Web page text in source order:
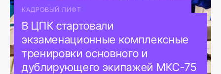
КАДРОВЫЙ ЛИФТ
В ЦПК стартовали
экзаменационные комплексные
тренировки основного и
дублирующего экипажей МКС-75